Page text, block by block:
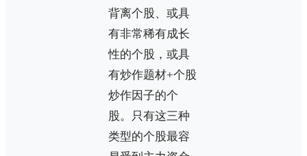
背离个股、或具
有非常稀有成长
性的个股，或具
有炒作题材+个股
炒作因子的个
股。只有这三种
类型的个股最容